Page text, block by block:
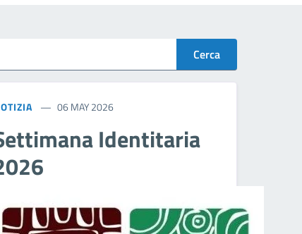
Cerca
06 MAY 2026
Identitaria